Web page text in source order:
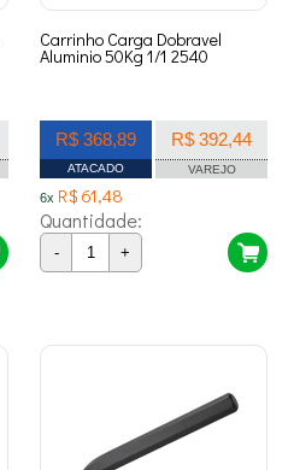
Carrinho Carga Dobravel
Aluminio 50Kg 1/1 2540
R$ 368,89
ATACADO
R$ 392,44
VAREJO
6x R$ 61,48
Quantidade:
- +